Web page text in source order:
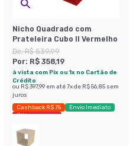
Nicho Quadrado com
Prateleira Cubo II Vermelho
De:R$ 539,99
Por: R$ 358,19
à vista com Pix ou 1x no Cartão de
Crédito
ou R$ 397,99 em até7x de R$ 56,85 sem
juros
Cashback R$ 75
Envio Imediato
Últimas peças